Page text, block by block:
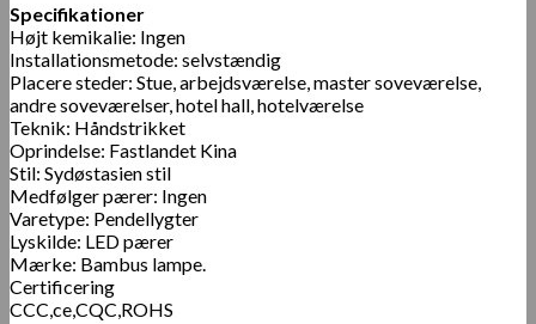
Specifikationer
Højt kemikalie: Ingen
Installationsmetode: selvstændig
Placere steder: Stue, arbejdsværelse, master soveværelse,
andre soveværelser, hotel hall, hotelværelse
Teknik: Håndstrikket
Oprindelse: Fastlandet Kina
Stil: Sydøstasien stil
Medfølger pærer: Ingen
Varetype: Pendellygter
Lyskilde: LED pærer
Mærke: Bambus lampe.
Certificering
CCC,ce,CQC,ROHS